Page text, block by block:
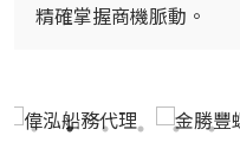
精確掌握商機脈動。